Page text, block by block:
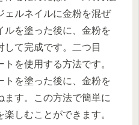
ェルネイルに金粉を混ぜ
ルを塗った後に、金粉を
て完成です。二つ目
を使用する方法です。
トを塗った後に、金粉を
ます。この方法で簡単に
しむことができます。